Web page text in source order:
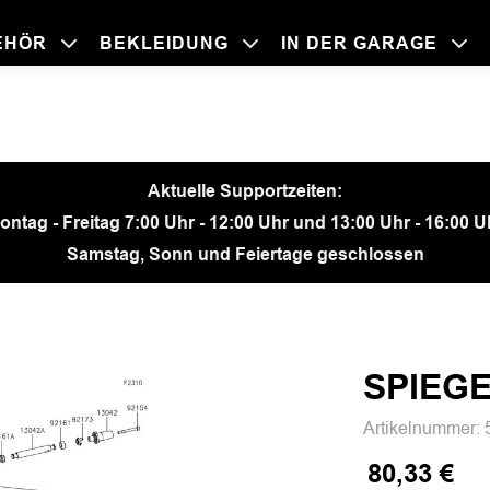
BEKLEIDUNG IN DER GARAGE
Aktuelle Supportzeiten:
- Freitag 7:00 Uhr - 12:00 Uhr und 13:00 Uhr - 16:00
Samstag, Sonn und Feiertage geschlossen
Artikelnummer:
80,33 €